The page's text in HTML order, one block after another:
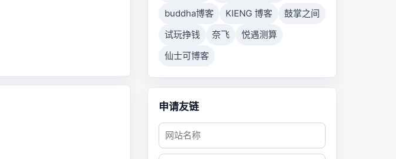
buddha博客
KIENG 博客
鼓掌之间
试玩挣钱
奈飞
悦遇测算
仙士可博客
申请友链